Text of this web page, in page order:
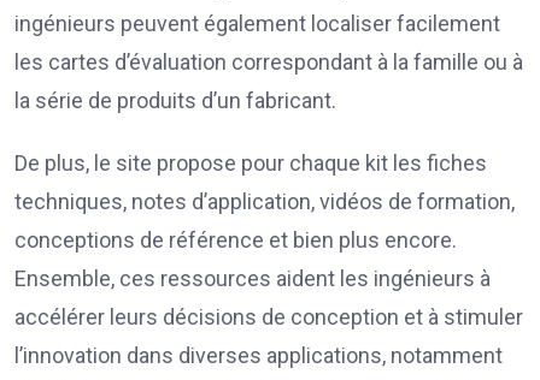
ingénieurs peuvent également localiser facilement
les cartes d’évaluation correspondant à la famille ou à
la série de produits d’un fabricant.
De plus, le site propose pour chaque kit les fiches
techniques, notes d’application, vidéos de formation,
conceptions de référence et bien plus encore.
Ensemble, ces ressources aident les ingénieurs à
accélérer leurs décisions de conception et à stimuler
l’innovation dans diverses applications, notamment